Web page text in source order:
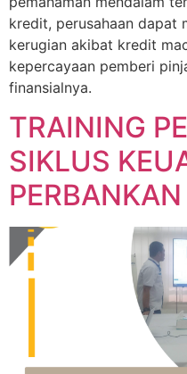
kredit, perusahaan dapat
kerugian akibat kredit
kepercayaan pemberi
finansialnya.
TRAINING
SIKLUS
PERBANKAN